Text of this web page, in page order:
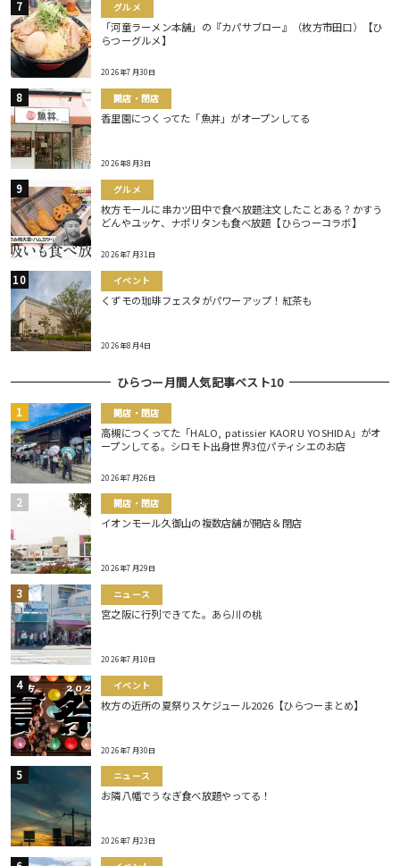
グルメ
「河童ラーメン本舗」の『カパサブロー』（枚方市田口）【ひ
らつーグルメ】
2026年7月30日
開店・閉店
香里園につくってた「魚丼」がオープンしてる
2026年8月3日
グルメ
枚方モールに串カツ田中で食べ放題注文したことある？かすう
どんやユッケ、ナポリタンも食べ放題【ひらつーコラボ】
2026年7月31日
イベント
くずモの珈琲フェスタがパワーアップ！紅茶も
2026年8月4日
ひらつー月間人気記事ベスト10
開店・閉店
高槻につくってた「HALO, patissier KAORU YOSHIDA」がオ
ープンしてる。シロモト出身世界3位パティシエのお店
2026年7月26日
開店・閉店
イオンモール久御山の複数店舗が開店＆閉店
2026年7月29日
ニュース
宮之阪に行列できてた。あら川の桃
2026年7月10日
イベント
枚方の近所の夏祭りスケジュール2026【ひらつーまとめ】
2026年7月30日
ニュース
お隣八幡でうなぎ食べ放題やってる！
2026年7月23日